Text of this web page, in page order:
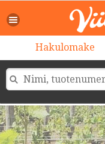
Hakulomake